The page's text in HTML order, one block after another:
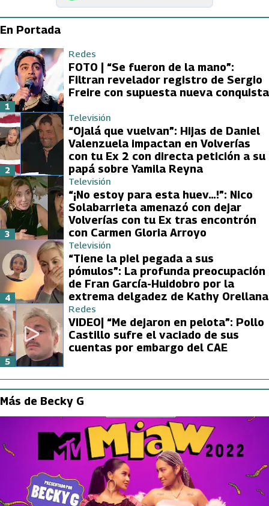
En Portada
Redes
FOTO | “Se fueron de la mano”:
Filtran revelador registro de Sergio
Freire con supuesta nueva conquista
1
Televisión
“Ojalá que vuelvan”: Hijas de Daniel
Valenzuela impactan en Volverías
con tu Ex 2 con directa petición a su
papá sobre Yamila Reyna
2
Televisión
“¡No estoy para esta huev…!”: Nico
Solabarrieta amenazó con dejar
Volverías con tu Ex tras encontrón
con Carmen Gloria Arroyo
3
Televisión
“Tiene la piel pegada a sus
pómulos”: La profunda preocupación
de Fran García-Huidobro por la
extrema delgadez de Kathy Orellana
4
Redes
VIDEO| “Me dejaron en pelota”: Pollo
Castillo sufre el vaciado de sus
cuentas por embargo del CAE
5
Más de Becky G